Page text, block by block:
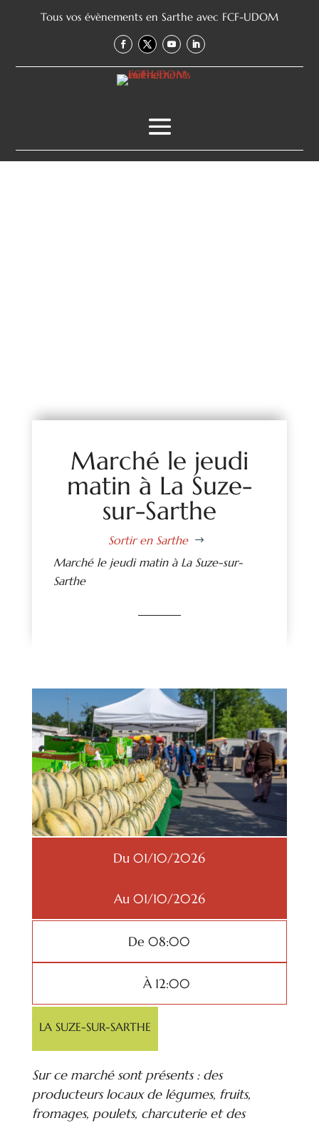
Tous vos évènements en Sarthe avec FCF-UDOM
Marché le jeudi
matin à La Suze-
sur-Sarthe
Sortir en Sarthe $
Marché le jeudi matin à La Suze-sur-
Sarthe
Du 01/10/2026
Au 01/10/2026
De 08:00
À 12:00
LA SUZE-SUR-SARTHE
Sur ce marché sont présents : des
producteurs locaux de légumes, fruits,
fromages, poulets, charcuterie et des